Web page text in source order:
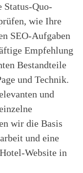
Status-Quo-
wie Ihre
SEO-Aufgaben
Empfehlung
Bestandteile
und Technik.
und
wir die Basis
und eine
Website in